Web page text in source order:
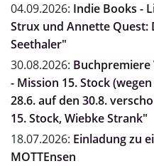
04.09.2026: Indie Books -
Strux und Annette Quest:
Seethaler"
30.08.2026: Buchpremiere
- Mission 15. Stock
28.6. auf den 30.8.
15. Stock, Wiebke Strank"
18.07.2026: Einladung zu
MOTTEnsen